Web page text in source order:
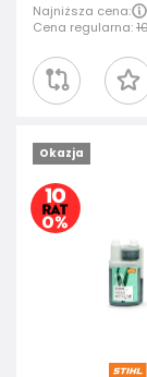
Najniższa cena:
Cena regularna:
Okazja